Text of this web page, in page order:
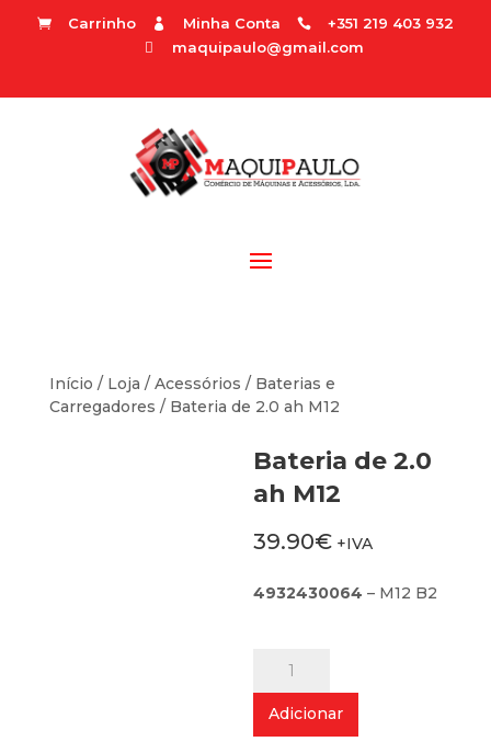
 Carrinho  Minha Conta  +351 219 403 932
 maquipaulo@gmail.com
Início / Loja / Acessórios / Baterias e
Carregadores / Bateria de 2.0 ah M12
Bateria de 2.0
ah M12
39.90€ +IVA
4932430064 – M12 B2
Bateria
Adicionar